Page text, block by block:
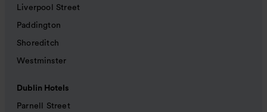
Liverpool Street
Paddington
Shoreditch
Westminster
Dublin Hotels
Parnell Street